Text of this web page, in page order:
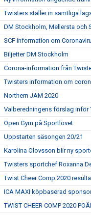
Twisters ställer in samtliga
DM Stockholm, Mellersta och
SCF information om
Biljetter DM Stockholm
Corona-information från
Twisters information om
Northern JAM 2020
Valberedningens förslag inför
Open Gym på Sportlovet
Uppstarten säsongen 20/21
Karolina Olovsson blir ny
Twisters sportchef Roxanna
Twist Cheer Comp 2020
ICA MAXI köpbaserad
TWIST CHEER COMP 2020